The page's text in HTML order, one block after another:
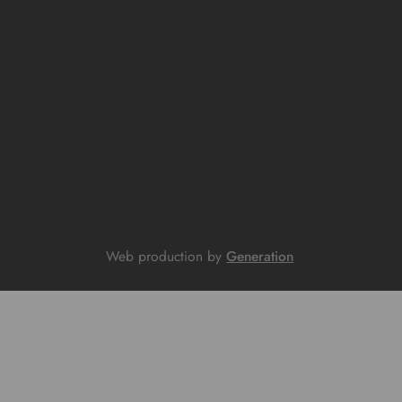
Web production byGeneration